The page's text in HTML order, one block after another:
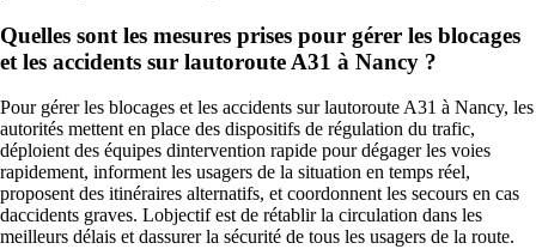
Quelles sont les mesures prises pour gérer les blocages
et les accidents sur lautoroute A31 à Nancy ?
Pour gérer les blocages et les accidents sur lautoroute A31 à Nancy, les
autorités mettent en place des dispositifs de régulation du trafic,
déploient des équipes dintervention rapide pour dégager les voies
rapidement, informent les usagers de la situation en temps réel,
proposent des itinéraires alternatifs, et coordonnent les secours en cas
daccidents graves. Lobjectif est de rétablir la circulation dans les
meilleurs délais et dassurer la sécurité de tous les usagers de la route.